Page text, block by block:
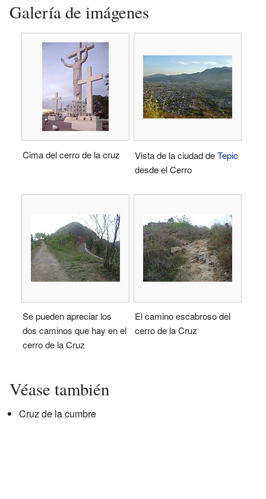
Galería de imágenes
Cima del cerro de la cruz Vista de la ciudad deTepic
desde el Cerro
Se pueden apreciar los
dos caminos que hay en el
cerro de la Cruz
El camino escabroso del
cerro de la Cruz
Véase también
Cruz de la cumbre